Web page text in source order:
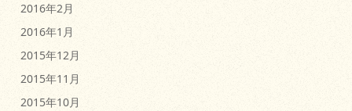
2016年2月
2016年1月
2015年12月
2015年11月
2015年10月